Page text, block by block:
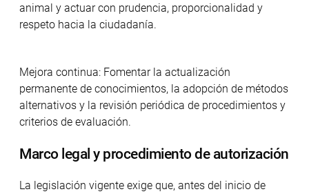
animal y actuar con prudencia, proporcionalidad y
respeto hacia la ciudadanía.
Mejora continua: Fomentar la actualización
permanente de conocimientos, la adopción de métodos
alternativos y la revisión periódica de procedimientos y
criterios de evaluación.
Marco legal y procedimiento de autorización
La legislación vigente exige que, antes del inicio de